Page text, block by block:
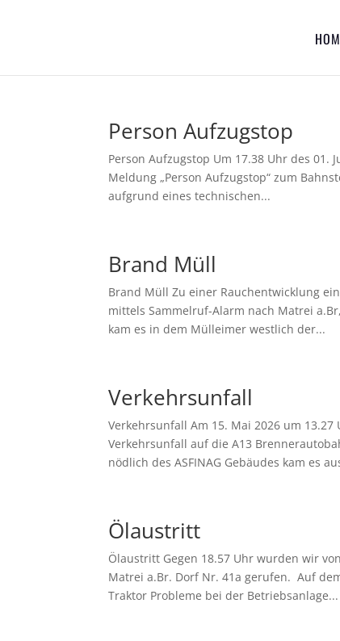
Person Aufzugstop
Person Aufzugstop Um 17.38 Uhr des
Meldung „Person Aufzugstop“ zum
aufgrund eines technischen...
Brand Müll
Brand Müll Zu einer Rauchentwicklung
mittels Sammelruf-Alarm nach Matrei
kam es in dem Mülleimer westlich der...
Verkehrsunfall
Verkehrsunfall Am 15. Mai 2026 um
Verkehrsunfall auf die A13
nödlich des ASFINAG Gebäudes kam es
Ölaustritt
Ölaustritt Gegen 18.57 Uhr wurden wir
Matrei a.Br. Dorf Nr. 41a gerufen. Auf
Traktor Probleme bei der Betriebsanlage...